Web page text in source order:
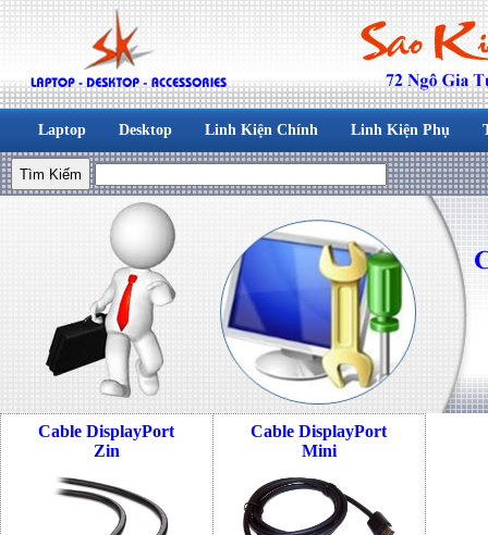
Laptop Desktop Linh Kiện Chính Linh Kiện Phụ
Cable DisplayPort
Zin
Cable DisplayPort
Mini